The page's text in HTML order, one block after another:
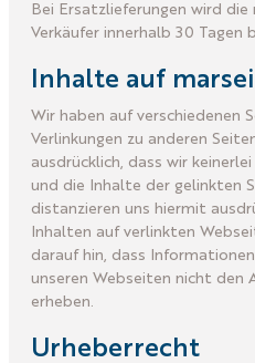
Bei Ersatzlieferungen wird
Verkäufer innerhalb 30 Tagen
Inhalte auf
Wir haben auf verschiedenen
Verlinkungen zu anderen
ausdrücklich, dass wir
und die Inhalte der gelinkten
distanzieren uns hiermit
Inhalten auf verlinkten
darauf hin, dass
unseren Webseiten nicht den
erheben.
Urheberrecht